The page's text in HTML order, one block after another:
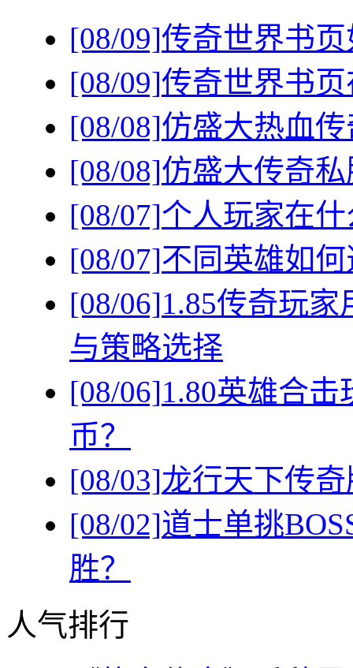
[08/09]传奇世界书
[08/09]传奇世界书
[08/08]仿盛大热血
[08/08]仿盛大传奇
[08/07]个人玩家在
[08/07]不同英雄如
[08/06]1.85传奇玩
与策略选择
[08/06]1.80英雄合
币？
[08/03]龙行天下传
[08/02]道士单挑
胜？
人气排行